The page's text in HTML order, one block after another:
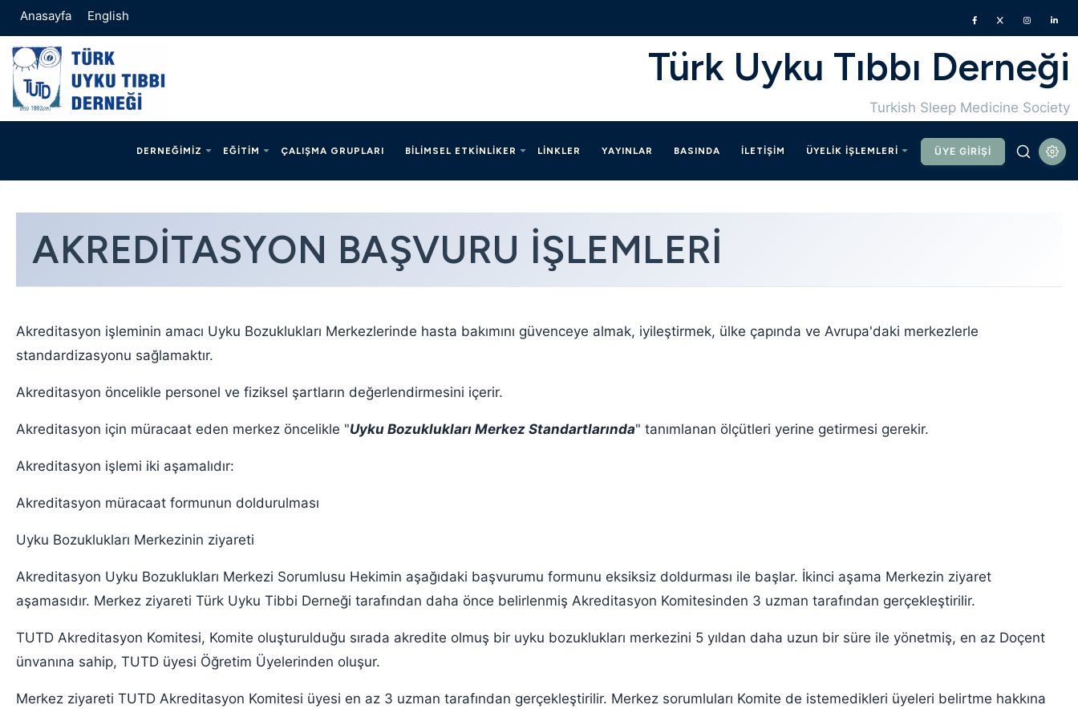
Anasayfa English
Türk Uyku Tıbbı Derneği
Turkish Sleep Medicine Society
ÜYE GIRIŞI
DERNEĞIMIZ EĞITIM ÇALIŞMA GRUPLARI BILIMSEL ETKINLIKER LINKLER YAYINLAR BASINDA İLETIŞIM ÜYELIK İŞLEMLERI
AKREDITASYON BAŞVURU İŞLEMLERI
Akreditasyon işleminin amacı Uyku Bozuklukları Merkezlerinde hasta bakımını güvenceye almak, iyileştirmek, ülke çapında ve Avrupa'daki merkezlerle
standardizasyonu sağlamaktır.
Akreditasyon öncelikle personel ve fiziksel şartların değerlendirmesini içerir.
Akreditasyon için müracaat eden merkez öncelikle "Uyku Bozuklukları Merkez Standartlarında" tanımlanan ölçütleri yerine getirmesi gerekir.
Akreditasyon işlemi iki aşamalıdır:
Akreditasyon müracaat formunun doldurulması
Uyku Bozuklukları Merkezinin ziyareti
Akreditasyon Uyku Bozuklukları Merkezi Sorumlusu Hekimin aşağıdaki başvurumu formunu eksiksiz doldurması ile başlar. İkinci aşama Merkezin ziyaret
aşamasıdır. Merkez ziyareti Türk Uyku Tibbi Derneği tarafından daha önce belirlenmiş Akreditasyon Komitesinden 3 uzman tarafından gerçekleştirilir.
TUTD Akreditasyon Komitesi, Komite oluşturulduğu sırada akredite olmuş bir uyku bozuklukları merkezini 5 yıldan daha uzun bir süre ile yönetmiş, en az Doçent
ünvanına sahip, TUTD üyesi Öğretim Üyelerinden oluşur.
Merkez ziyareti TUTD Akreditasyon Komitesi üyesi en az 3 uzman tarafından gerçekleştirilir. Merkez sorumluları Komite de istemedikleri üyeleri belirtme hakkına